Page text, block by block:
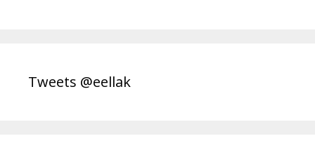
Tweets @eellak